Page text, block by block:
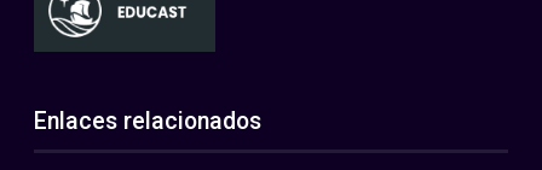
Enlaces relacionados